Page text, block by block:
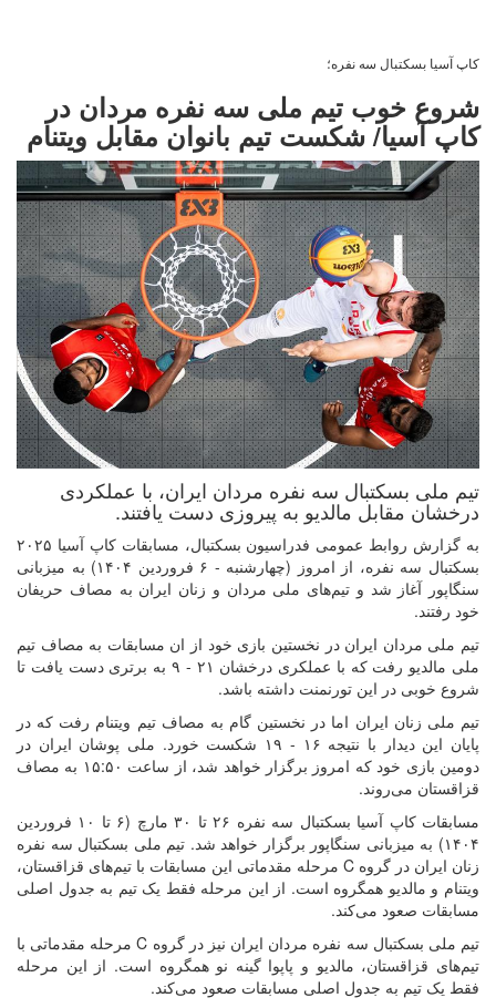
کاپ آسیا بسکتبال سه نفره؛
شروع خوب تیم ملی سه نفره مردان در
کاپ آسیا/ شکست تیم بانوان مقابل ویتنام
تیم ملی بسکتبال سه نفره مردان ایران، با عملکردی
درخشان مقابل مالدیو به پیروزی دست یافتند.
به گزارش روابط عمومی فدراسیون بسکتبال، مسابقات کاپ آسیا ۲۰۲۵
بسکتبال سه نفره، از امروز (چهارشنبه - ۶ فروردین ۱۴۰۴) به میزبانی
سنگاپور آغاز شد و تیم‌های ملی مردان و زنان ایران به مصاف حریفان
خود رفتند.
تیم ملی مردان ایران در نخستین بازی خود از ان مسابقات به مصاف تیم
ملی مالدیو رفت که با عملکری درخشان ۲۱ - ۹ به برتری دست یافت تا
شروع خوبی در این تورنمنت داشته باشد.
تیم ملی زنان ایران اما در نخستین گام به مصاف تیم ویتنام رفت که در
پایان این دیدار با نتیجه ۱۶ - ۱۹ شکست خورد. ملی پوشان ایران در
دومین بازی خود که امروز برگزار خواهد شد، از ساعت ۱۵:۵۰ به مصاف
قزاقستان می‌روند.
مسابقات کاپ آسیا بسکتبال سه نفره ۲۶ تا ۳۰ مارچ (۶ تا ۱۰ فروردین
۱۴۰۴) به میزبانی سنگاپور برگزار خواهد شد. تیم ملی بسکتبال سه نفره
زنان ایران در گروه C مرحله مقدماتی این مسابقات با تیم‌های قزاقستان،
ویتنام و مالدیو همگروه است. از این مرحله فقط یک تیم به جدول اصلی
مسابقات صعود می‌کند.
تیم ملی بسکتبال سه نفره مردان ایران نیز در گروه C مرحله مقدماتی با
تیم‌های قزاقستان، مالدیو و پاپوا گینه نو همگروه است. از این مرحله
فقط یک تیم به جدول اصلی مسابقات صعود می‌کند.